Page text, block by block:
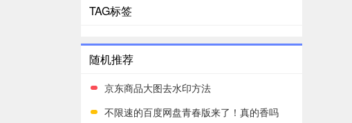
TAG标签
随机推荐
京东商品大图去水印方法
不限速的百度网盘青春版来了！真的香吗